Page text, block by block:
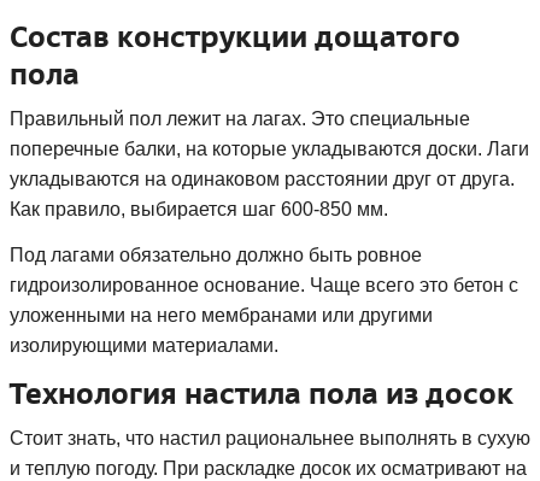
Состав конструкции дощатого
пола
Правильный пол лежит на лагах. Это специальные
поперечные балки, на которые укладываются доски. Лаги
укладываются на одинаковом расстоянии друг от друга.
Как правило, выбирается шаг 600-850 мм.
Под лагами обязательно должно быть ровное
гидроизолированное основание. Чаще всего это бетон с
уложенными на него мембранами или другими
изолирующими материалами.
Технология настила пола из досок
Стоит знать, что настил рациональнее выполнять в сухую
и теплую погоду. При раскладке досок их осматривают на